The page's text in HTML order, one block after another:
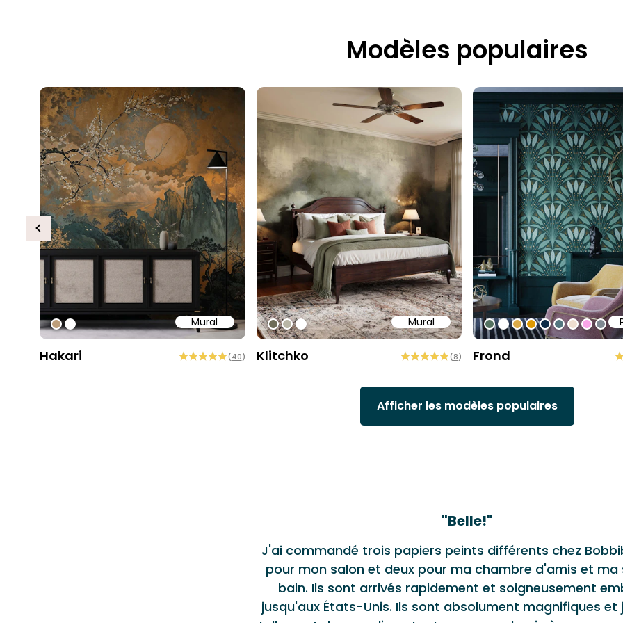
Modèles populaires
Mural
#bd9e7a
#ffffff
Hakari (40)
Mural
#6e6d58
#b9b6a6
#ffffff
Klitchko (8)
#547260
#ffffff
#dcab49
#de9903
#0d2b46
#54777f
#efded0
Frond
Previous
Afficher les modèles populaires
"Belle!"
J'ai commandé trois papiers peints différents chez
pour mon salon et deux pour ma chambre d'amis et ma
bain. Ils sont arrivés rapidement et soigneusement
jusqu'aux États-Unis. Ils sont absolument magnifiques et